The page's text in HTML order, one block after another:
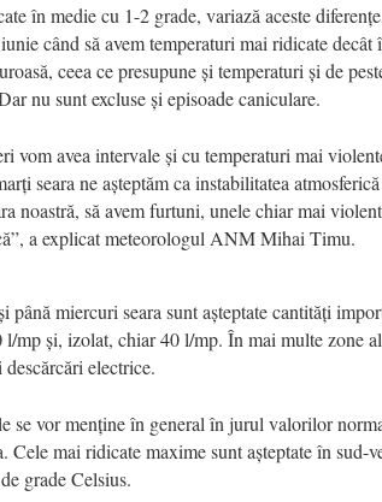
în medie cu 1-2 grade, variază aceste
când să avem temperaturi mai ridicate decât
ceea ce presupune și temperaturi și de
nu sunt excluse și episoade caniculare.
vom avea intervale și cu temperaturi mai
seara ne așteptăm ca instabilitatea atmosferică
noastră, să avem furtuni, unele chiar mai
a explicat meteorologul ANM Mihai Timu.
miercuri seara sunt așteptate cantități
mp și, izolat, chiar 40 l/mp. În mai multe zone
electrice.
se vor menține în general în jurul valorilor
Cele mai ridicate maxime sunt așteptate în sud-
grade Celsius.